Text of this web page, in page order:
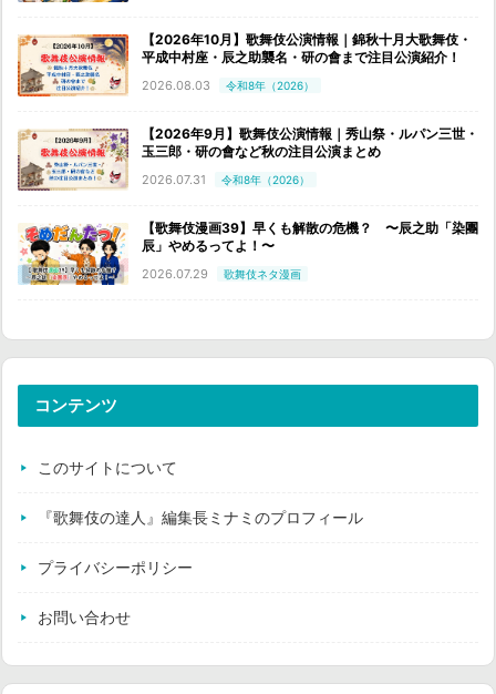
【2026年10月】歌舞伎公演情報｜錦秋十月大歌舞伎・
平成中村座・辰之助襲名・研の會まで注目公演紹介！
2026.08.03 令和8年（2026）
【2026年9月】歌舞伎公演情報｜秀山祭・ルパン三世・
玉三郎・研の會など秋の注目公演まとめ
2026.07.31 令和8年（2026）
【歌舞伎漫画39】早くも解散の危機？ 〜辰之助「染團
辰」やめるってよ！〜
2026.07.29 歌舞伎ネタ漫画
コンテンツ
このサイトについて
『歌舞伎の達人』編集長ミナミのプロフィール
プライバシーポリシー
お問い合わせ